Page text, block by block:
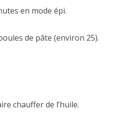
en mode épi.
de pâte (environ 25).
chauffer de l’huile.